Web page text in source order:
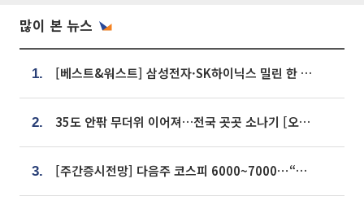
많이 본 뉴스
1. [베스트&워스트] 삼성전자·SK하이닉스 밀린 한 주…상상인증권은 85% 급등
2. 35도 안팎 무더위 이어져…전국 곳곳 소나기 [오늘 날씨]
3. [주간증시전망] 다음주 코스피 6000~7000⋯“外人 수급은 정책이 변수”